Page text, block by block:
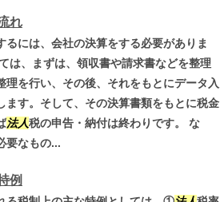
れ
るには、会社の決算をする必要がありま
は、まずは、領収書や請求書などを整理
理を行い、その後、それをもとにデータ入
ます。そして、その決算書類をもとに税金
法人税の申告・納付は終わりです。 な
要なもの...
例